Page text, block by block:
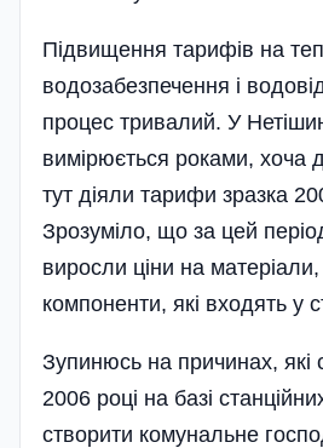
Підвищення тарифів на
водозабезпечення і
процес тривалий. У
вимірюється роками, хоча
тут діяли тарифи зразка
Зрозуміло, що за цей
виросли ціни на
компоненти, які входять у
Зупинюсь на причинах, які
2006 році на базі
створити комунальне